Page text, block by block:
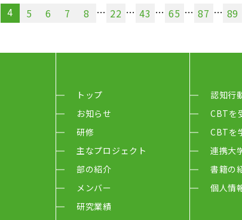
4 5 6 7 8 … 22 … 43 … 65 … 87 … 89
トップ
お知らせ
研修
主なプロジェクト
部の紹介
メンバー
研究業績
認知行
CBTを
CBTを
連携大
書籍の
個人情